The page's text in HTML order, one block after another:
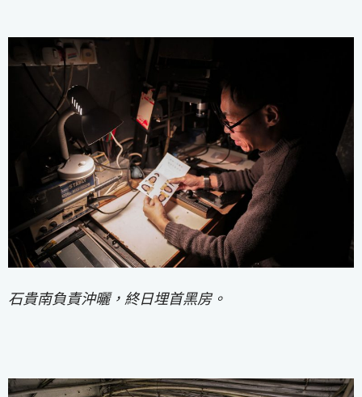
石貴南負責沖曬，終日埋首黑房。